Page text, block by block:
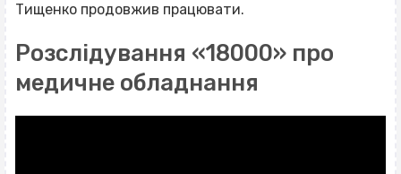
Тищенко продовжив працювати.
Розслідування «18000» про
медичне обладнання